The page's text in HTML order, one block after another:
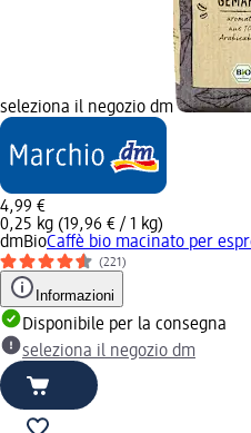
seleziona il negozio dm
4,99 €
0,25 kg (19,96 € / 1 kg)
dmBioCaffè bio macinato per
(221)
Informazioni
Disponibile per la consegna
seleziona il negozio dm